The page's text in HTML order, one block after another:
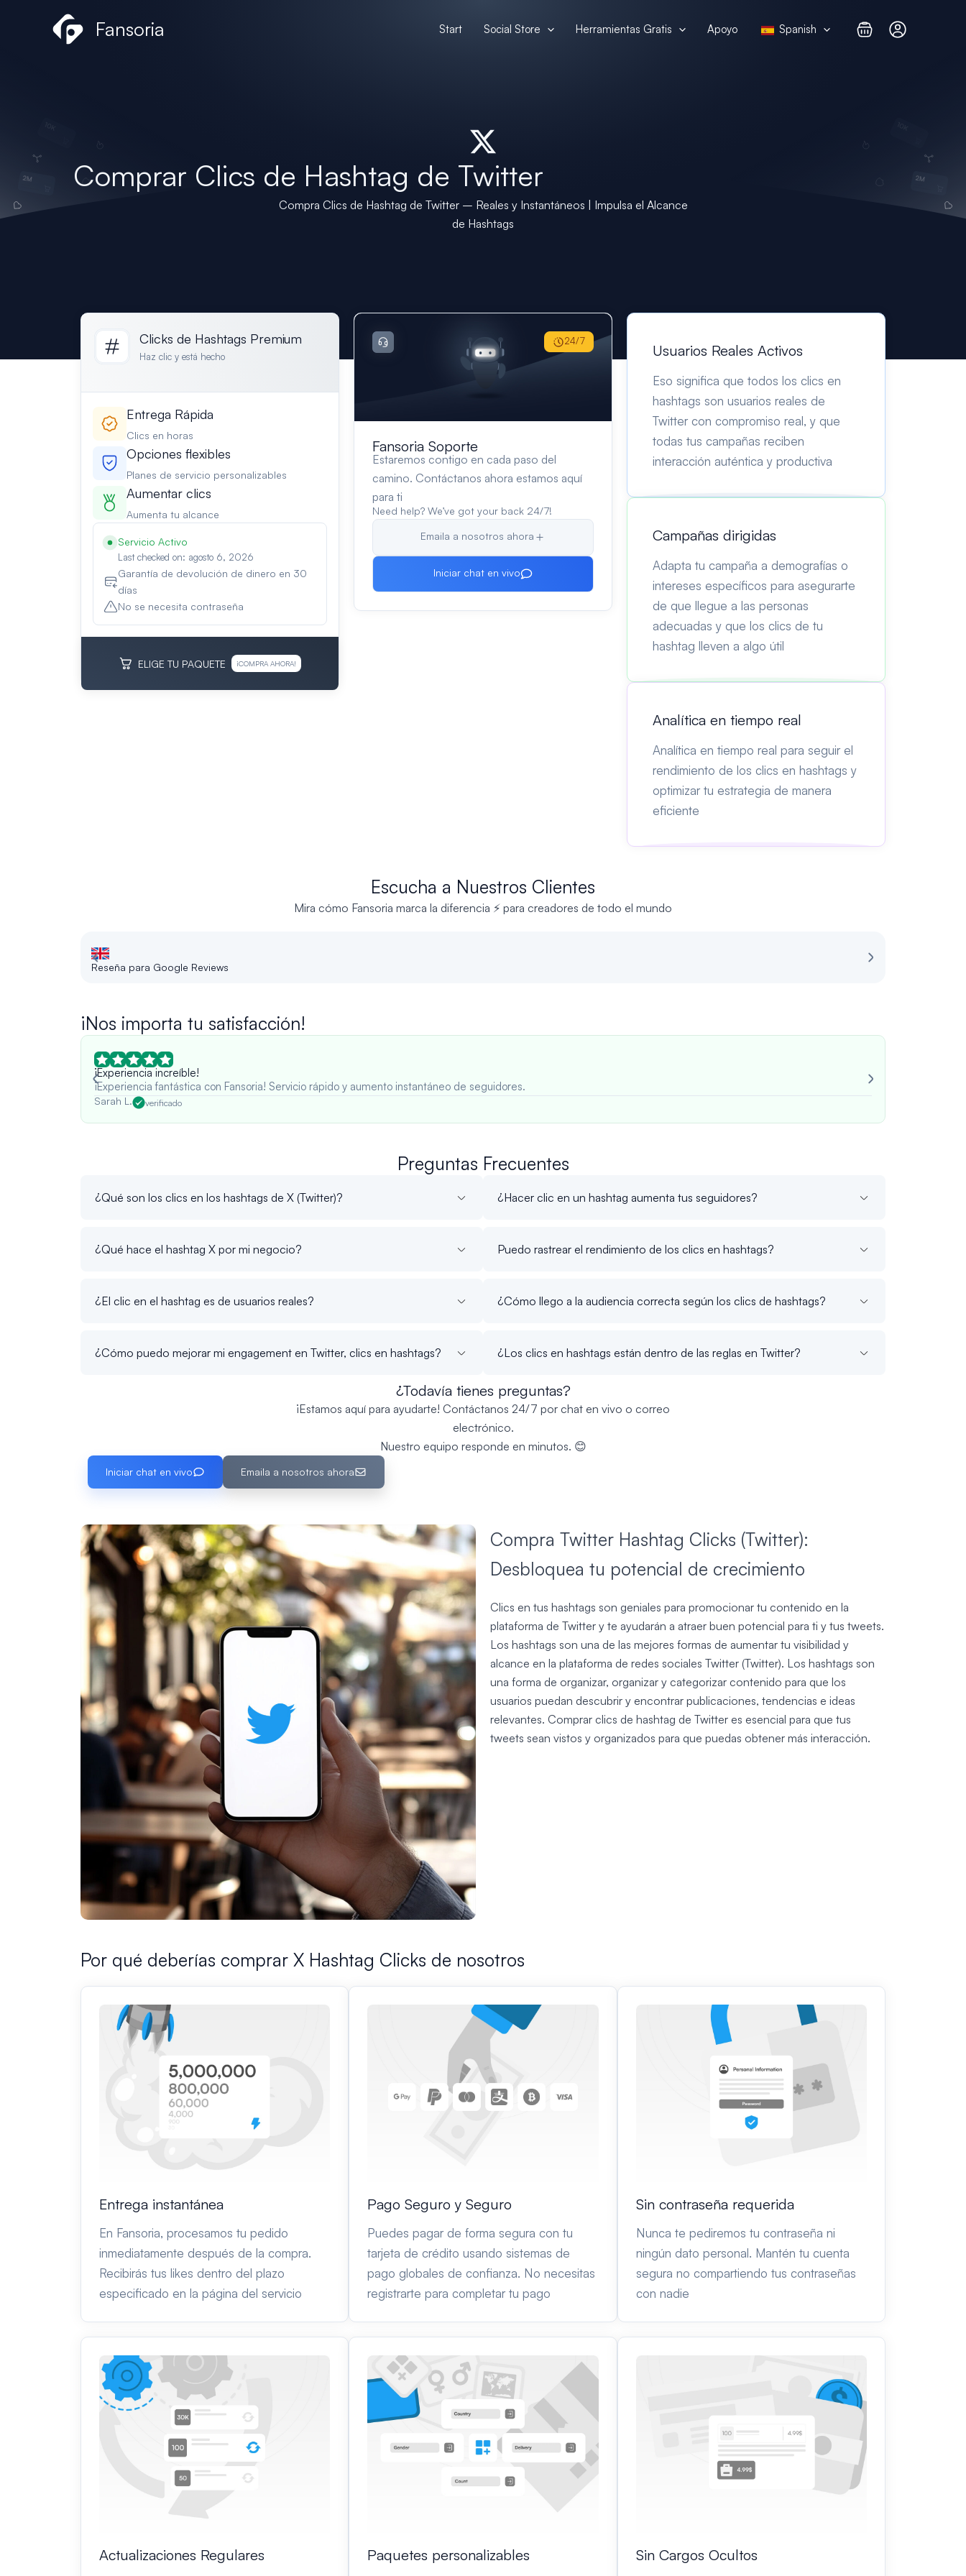
Fansoria Start Social Store Herramientas Gratis Apoyo Spanish
Comprar Clics de Hashtag de Twitter
Compra Clics de Hashtag de Twitter – Reales y Instantáneos | Impulsa el Alcance
de Hashtags
Clicks de Hashtags Premium
Haz clic y está hecho
Entrega Rápida
Clics en horas
Opciones flexibles
Planes de servicio personalizables
Aumentar clics
Aumenta tu alcance
Servicio Activo
Last checked on: agosto 6, 2026
Garantía de devolución de dinero en 30
días
No se necesita contraseña
ELIGE TU PAQUETE ¡COMPRA AHORA!
Fansoria Soporte
Estaremos contigo en cada paso del
camino. Contáctanos ahora estamos aquí
para ti
Need help? We’ve got your back 24/7!
Emaila a nosotros ahora
Iniciar chat en vivo
24/7
Usuarios Reales Activos
Eso significa que todos los clics en
hashtags son usuarios reales de
Twitter con compromiso real, y que
todas tus campañas reciben
interacción auténtica y productiva
Campañas dirigidas
Adapta tu campaña a demografías o
intereses específicos para asegurarte
de que llegue a las personas
adecuadas y que los clics de tu
hashtag lleven a algo útil
Analítica en tiempo real
Analítica en tiempo real para seguir el
rendimiento de los clics en hashtags y
optimizar tu estrategia de manera
eficiente
Escucha a Nuestros Clientes
Mira cómo Fansoria marca la diferencia ⚡ para creadores de todo el mundo
Reseña para Google Reviews
¡Nos importa tu satisfacción!
¡Experiencia increíble!
¡Experiencia fantástica con Fansoria! Servicio rápido y aumento instantáneo de seguidores.
Sarah L. verificado
Preguntas Frecuentes
¿Qué son los clics en los hashtags de X (Twitter)?
¿Qué hace el hashtag X por mi negocio?
¿El clic en el hashtag es de usuarios reales?
¿Cómo puedo mejorar mi engagement en Twitter, clics en hashtags?
¿Hacer clic en un hashtag aumenta tus seguidores?
Puedo rastrear el rendimiento de los clics en hashtags?
¿Cómo llego a la audiencia correcta según los clics de hashtags?
¿Los clics en hashtags están dentro de las reglas en Twitter?
¿Todavía tienes preguntas?
¡Estamos aquí para ayudarte! Contáctanos 24/7 por chat en vivo o correo
electrónico.
Nuestro equipo responde en minutos. 😊
Iniciar chat en vivo Emaila a nosotros ahora
Compra Twitter Hashtag Clicks (Twitter):
Desbloquea tu potencial de crecimiento
Clics en tus hashtags son geniales para promocionar tu contenido en la
plataforma de Twitter y te ayudarán a atraer buen potencial para ti y tus tweets.
Los hashtags son una de las mejores formas de aumentar tu visibilidad y
alcance en la plataforma de redes sociales Twitter (Twitter). Los hashtags son
una forma de organizar, organizar y categorizar contenido para que los
usuarios puedan descubrir y encontrar publicaciones, tendencias e ideas
relevantes. Comprar clics de hashtag de Twitter es esencial para que tus
tweets sean vistos y organizados para que puedas obtener más interacción.
Por qué deberías comprar X Hashtag Clicks de nosotros
Entrega instantánea
En Fansoria, procesamos tu pedido
inmediatamente después de la compra.
Recibirás tus likes dentro del plazo
especificado en la página del servicio
Pago Seguro y Seguro
Puedes pagar de forma segura con tu
tarjeta de crédito usando sistemas de
pago globales de confianza. No necesitas
registrarte para completar tu pago
Sin contraseña requerida
Nunca te pediremos tu contraseña ni
ningún dato personal. Mantén tu cuenta
segura no compartiendo tus contraseñas
con nadie
Actualizaciones Regulares Paquetes personalizables Sin Cargos Ocultos